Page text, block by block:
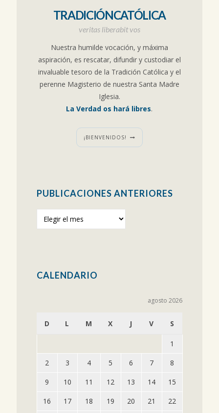
TRADICIÓNCATÓLICA
veritas liberabit vos
Nuestra humilde vocación, y máxima
aspiración, es rescatar, difundir y custodiar el
invaluable tesoro de la Tradición Católica y el
perenne Magisterio de nuestra Santa Madre
Iglesia.
La Verdad os hará libres.
¡BIENVENIDOS!
PUBLICACIONES ANTERIORES
anteriores
CALENDARIO
agosto 2026
D L M X J V S
1
2 3 4 5 6 7 8
9 10 11 12 13 14 15
16 17 18 19 20 21 22